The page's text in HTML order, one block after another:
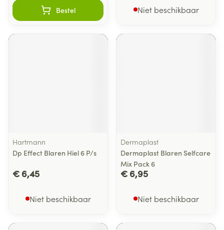
Bestel Niet beschikbaar
Hartmann
Dp Effect Blaren Hiel 6 P/s
€ 6,45
Niet beschikbaar
Dermaplast
Dermaplast Blaren Selfcare
Mix Pack 6
€ 6,95
Niet beschikbaar